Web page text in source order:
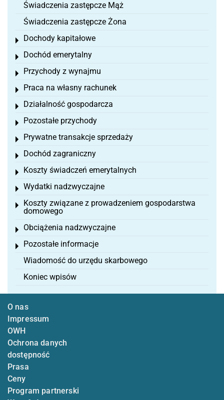
Świadczenia zastępcze Mąż
Świadczenia zastępcze Żona
Dochody kapitałowe
Toggle menu
Dochód emerytalny
Toggle menu
Przychody z wynajmu
Toggle menu
Praca na własny rachunek
Toggle menu
Działalność gospodarcza
Toggle menu
Pozostałe przychody
Toggle menu
Prywatne transakcje sprzedaży
Toggle menu
Dochód zagraniczny
Toggle menu
Koszty świadczeń emerytalnych
Toggle menu
Wydatki nadzwyczajne
Toggle menu
Koszty związane z prowadzeniem gospodarstwa
domowego
Toggle menu
Obciążenia nadzwyczajne
Toggle menu
Pozostałe informacje
Toggle menu
Wiadomość do urzędu skarbowego
Koniec wpisów
O nas
Impressum
OWH
Ochrona danych
dostępność
Prasa
Ceny
Program partnerski